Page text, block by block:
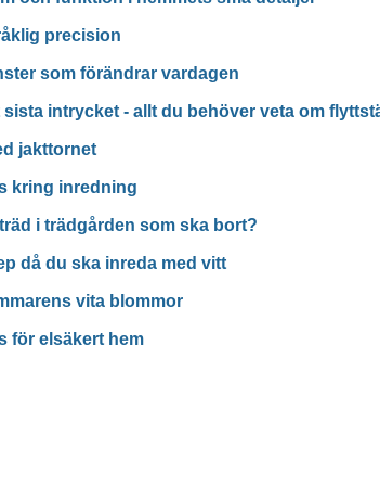
precision
som förändrar vardagen
sista intrycket - allt du behöver veta om
jakttornet
kring inredning
i trädgården som ska bort?
då du ska inreda med vitt
vita blommor
för elsäkert hem